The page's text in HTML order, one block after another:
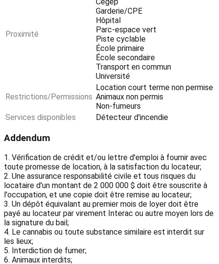
Proximité
Cegep
Garderie/CPE
Hôpital
Parc-espace vert
Piste cyclable
École primaire
École secondaire
Transport en commun
Université
Restrictions/Permissions
Location court terme non permise
Animaux non permis
Non-fumeurs
Services disponibles
Détecteur d'incendie
Addendum
1. Vérification de crédit et/ou lettre d'emploi à fournir avec
toute promesse de location, à la satisfaction du locateur;
2. Une assurance responsabilité civile et tous risques du
locataire d'un montant de 2 000 000 $ doit être souscrite à
l'occupation, et une copie doit être remise au locateur;
3. Un dépôt équivalant au premier mois de loyer doit être
payé au locateur par virement Interac ou autre moyen lors de
la signature du bail;
4. Le cannabis ou toute substance similaire est interdit sur
les lieux;
5. Interdiction de fumer;
6. Animaux interdits;